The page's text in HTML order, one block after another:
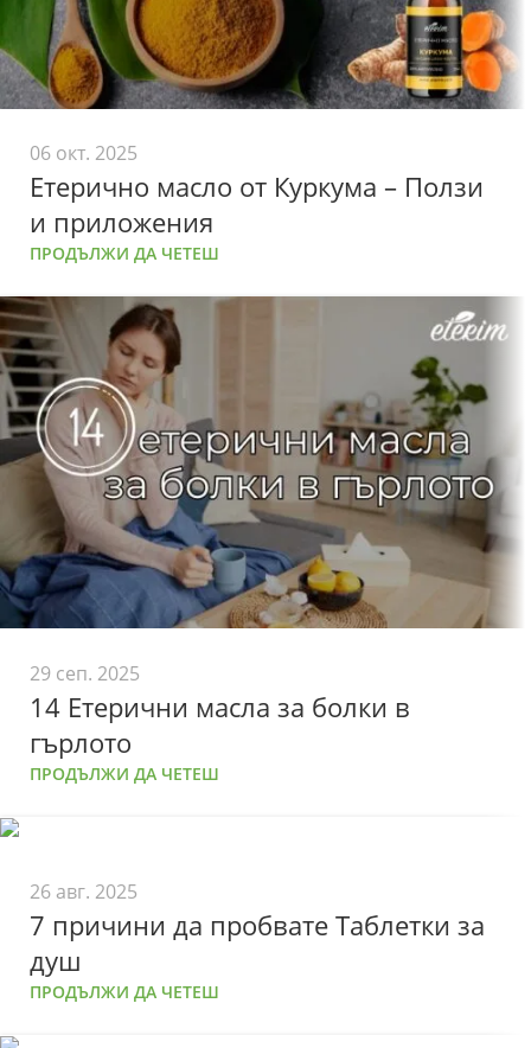
06 окт. 2025
Етерично масло от Куркума – Ползи
и приложения
ПРОДЪЛЖИ ДА ЧЕТЕШ
29 сеп. 2025
14 Етерични масла за болки в
гърлото
ПРОДЪЛЖИ ДА ЧЕТЕШ
26 авг. 2025
7 причини да пробвате Таблетки за
душ
ПРОДЪЛЖИ ДА ЧЕТЕШ